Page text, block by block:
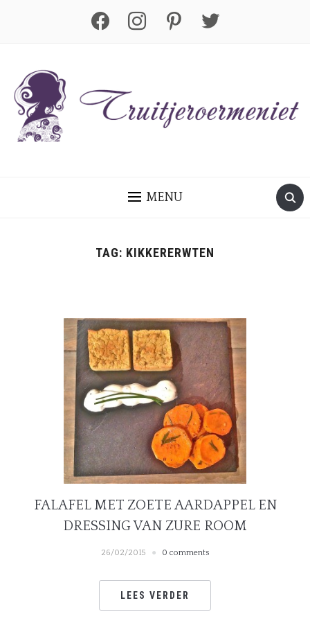
facebook instagram pinterest twitter
MENU
TAG: KIKKERERWTEN
FALAFEL MET ZOETE AARDAPPEL EN
DRESSING VAN ZURE ROOM
26/02/2015 0 comments
LEES VERDER